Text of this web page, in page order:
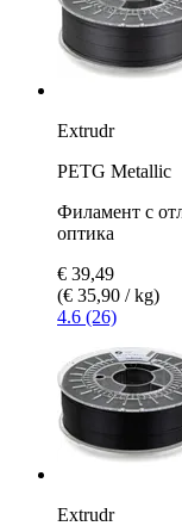
Extrudr
PETG Metallic
Филамент с
оптика
€ 39,49
(€ 35,90 / kg)
4.6 (26)
Extrudr